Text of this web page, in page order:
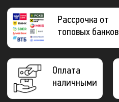
Рассрочка от
топовых банков
Оплата
наличными